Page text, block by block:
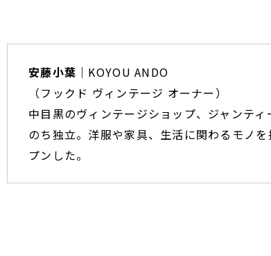
安藤小葉｜ KOYOU ANDO
（フックド ヴィンテージ オーナー）
中目黒のヴィンテージショップ、ジャンテ
のち独立。洋服や家具、生活に関わるモノ
プンした。